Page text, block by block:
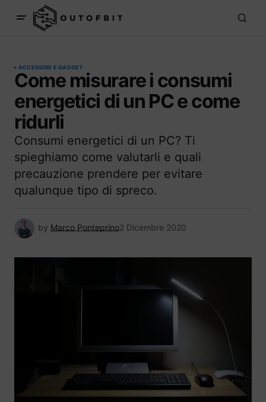
ACCESSORI E GADGET
Come misurare i consumi
energetici di un PC e come
ridurli
Consumi energetici di un PC? Ti
spieghiamo come valutarli e quali
precauzione prendere per evitare
qualunque tipo di spreco.
by Marco Ponteprino2 Dicembre 2020